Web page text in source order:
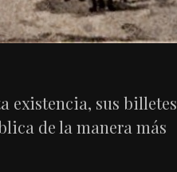
existencia, sus billetes
de la manera más